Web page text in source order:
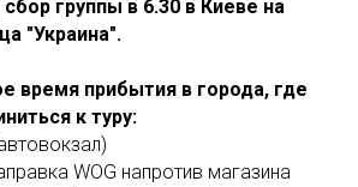
сбор группы в 6.30 в Киеве на
"Украина".
время прибытия в города, где
к туру:
WOG напротив магазина